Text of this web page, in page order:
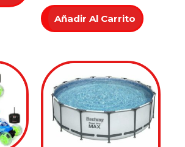
Añadir Al Carrito
Original
price
was:
$119,900.00.
Current
price
is:
$79,900.00.